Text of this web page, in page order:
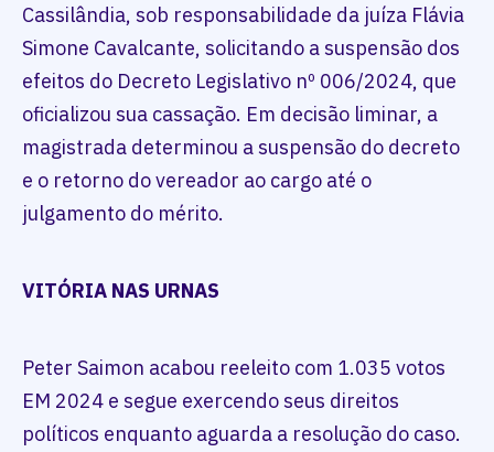
Cassilândia, sob responsabilidade da juíza Flávia
Simone Cavalcante, solicitando a suspensão dos
efeitos do Decreto Legislativo nº 006/2024, que
oficializou sua cassação. Em decisão liminar, a
magistrada determinou a suspensão do decreto
e o retorno do vereador ao cargo até o
julgamento do mérito.
VITÓRIA NAS URNAS
Peter Saimon acabou reeleito com 1.035 votos
EM 2024 e segue exercendo seus direitos
políticos enquanto aguarda a resolução do caso.